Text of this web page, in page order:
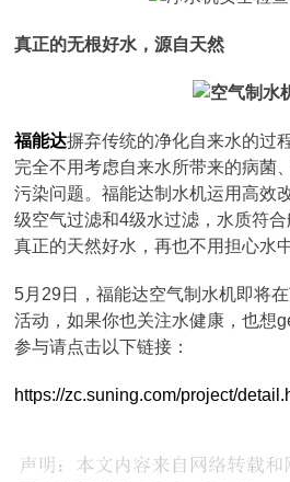
真正的无根好水，源自天然
福能达摒弃传统的净化自来水的过
完全不用考虑自来水所带来的病菌
污染问题。福能达制水机运用高效
级空气过滤和4级水过滤，水质符
真正的天然好水，再也不用担心水
5月29日，福能达空气制水机即将
活动，如果你也关注水健康，也想
参与请点击以下链接：
https://zc.suning.com/project/